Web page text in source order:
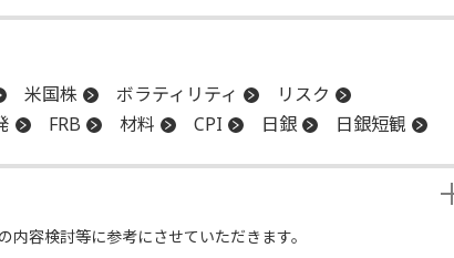
米国株 ボラティリティ
リスク
FRB 材料 CPI 日銀 日銀短観
容検討等に参考にさせていただきます。